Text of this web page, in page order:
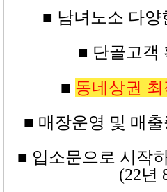
■ 남녀노소 다양
■ 단골고객
■ 동네상권
■ 매장운영 및 매
■ 입소문으로 시작
(22년